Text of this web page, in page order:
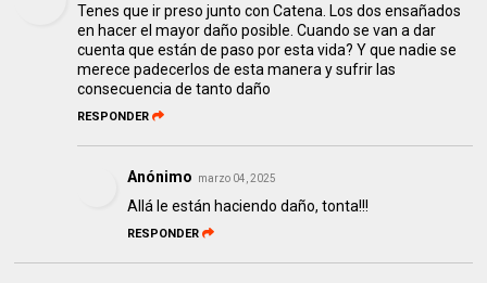
Tenes que ir preso junto con Catena. Los dos ensañados
en hacer el mayor daño posible. Cuando se van a dar
cuenta que están de paso por esta vida? Y que nadie se
merece padecerlos de esta manera y sufrir las
consecuencia de tanto daño
RESPONDER
Anónimo marzo 04, 2025
Allá le están haciendo daño, tonta!!!
RESPONDER